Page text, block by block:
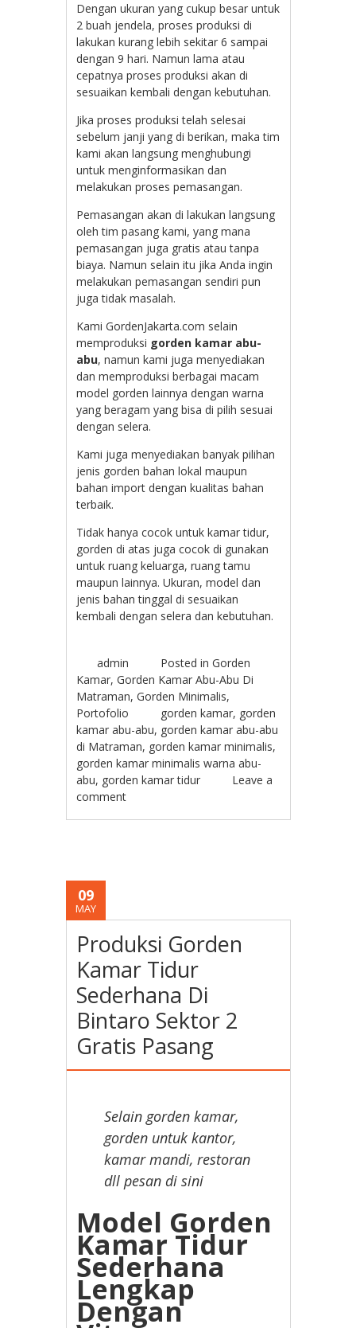
Dengan ukuran yang cukup besar untuk
2 buah jendela, proses produksi di
lakukan kurang lebih sekitar 6 sampai
dengan 9 hari. Namun lama atau
cepatnya proses produksi akan di
sesuaikan kembali dengan kebutuhan.
Jika proses produksi telah selesai
sebelum janji yang di berikan, maka tim
kami akan langsung menghubungi
untuk menginformasikan dan
melakukan proses pemasangan.
Pemasangan akan di lakukan langsung
oleh tim pasang kami, yang mana
pemasangan juga gratis atau tanpa
biaya. Namun selain itu jika Anda ingin
melakukan pemasangan sendiri pun
juga tidak masalah.
Kami GordenJakarta.com selain
memproduksi gorden kamar abu-
abu, namun kami juga menyediakan
dan memproduksi berbagai macam
model gorden lainnya dengan warna
yang beragam yang bisa di pilih sesuai
dengan selera.
Kami juga menyediakan banyak pilihan
jenis gorden bahan lokal maupun
bahan import dengan kualitas bahan
terbaik.
Tidak hanya cocok untuk kamar tidur,
gorden di atas juga cocok di gunakan
untuk ruang keluarga, ruang tamu
maupun lainnya. Ukuran, model dan
jenis bahan tinggal di sesuaikan
kembali dengan selera dan kebutuhan.
admin Posted inGorden
Kamar,Gorden Kamar Abu-Abu Di
Matraman,Gorden Minimalis,
Portofolio
gorden kamar, gorden
kamar abu-abu, gorden kamar abu-abu
di Matraman, gorden kamar minimalis,
gorden kamar minimalis warna abu-
abu, gorden kamar tidur
Leave a
comment
09
MAY
Produksi Gorden
Kamar Tidur
Sederhana Di
Bintaro Sektor 2
Gratis Pasang
Selain gorden kamar,
gorden untuk kantor,
kamar mandi, restoran
dll pesan di sini
Model Gorden
Kamar Tidur
Sederhana
Lengkap
Dengan